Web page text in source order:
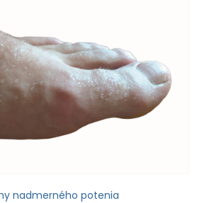
nadmerného potenia